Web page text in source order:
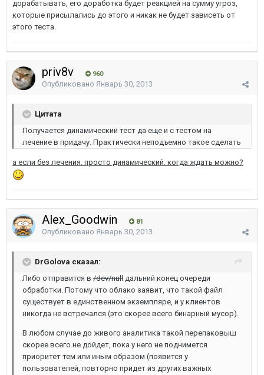
дорабатывать, его доработка будет реакцией на сумму угроз,
которые присылались до этого и никак не будет зависеть от
этого теста.
priv8v 960
Опубликовано Январь 30, 2013
Цитата
Получается динамический тест да еще и с тестом на
лечение в придачу. Практически неподъемно такое сделать
а если без лечения. просто динамический. когда ждать можно?
Alex_Goodwin 81
Опубликовано Январь 30, 2013
DrGolova сказал:
Либо отправится в /dev/null дальний конец очереди
обработки. Потому что облако заявит, что такой файл
существует в единственном экземпляре, и у клиентов
никогда не встречался (это скорее всего бинарный мусор).
В любом случае до живого аналитика такой перепаковыш
скорее всего не дойдет, пока у него не поднимется
приоритет тем или иным образом (появится у
пользователей, повторно придет из других важных